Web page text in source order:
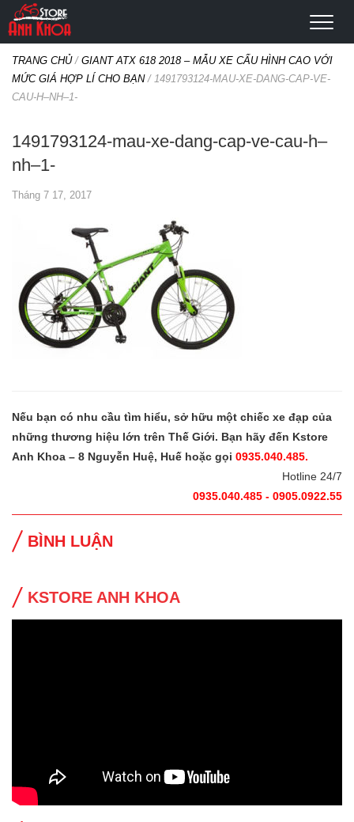
TRANG CHỦ/ GIANT ATX 618 2018 – MẪU XE CẤU HÌNH CAO VỚI
MỨC GIÁ HỢP LÍ CHO BẠN/ 1491793124-MAU-XE-DANG-CAP-VE-
CAU-H–NH–1-
1491793124-mau-xe-dang-cap-ve-cau-h–
nh–1-
Tháng 7 17, 2017
Nếu bạn có nhu cầu tìm hiểu, sở hữu một chiếc xe đạp của
những thương hiệu lớn trên Thế Giới. Bạn hãy đến Kstore
Anh Khoa – 8 Nguyễn Huệ, Huế hoặc gọi 0935.040.485.
Hotline 24/7
0935.040.485 - 0905.0922.55
BÌNH LUẬN
KSTORE ANH KHOA